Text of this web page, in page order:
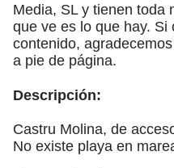
Media, SL y tienen toda
que ve es lo que hay. Si
contenido,
a pie de página.
Descripción:
Castru Molina, de
No existe playa en